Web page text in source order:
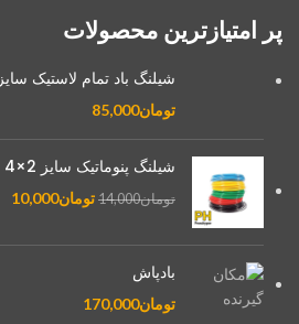
پر امتیازترین محصولات
شیلنگ باد تمام لاستیک سایز ۱۰
تومان85,000
شیلنگ پنوماتیک سایز 2×4
تومان14,000 تومان10,000
بادپاش
تومان170,000